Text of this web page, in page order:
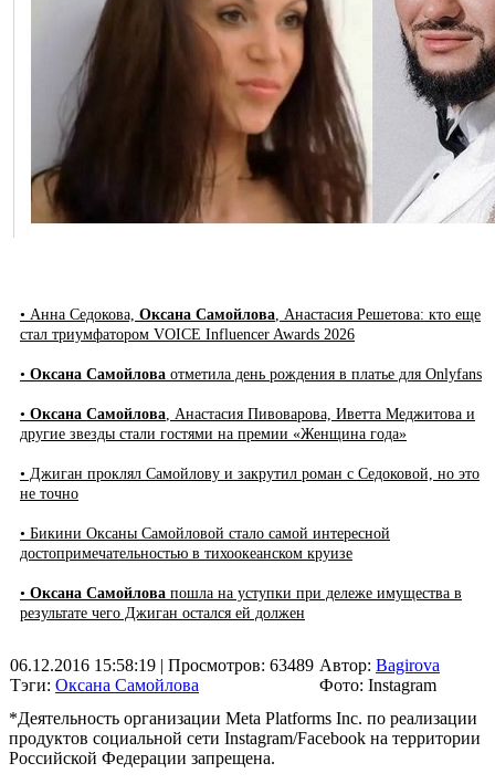
• Анна Седокова, Оксана Самойлова , Анастасия Решетова: кто еще
стал триумфатором VOICE Influencer Awards 2026
• Оксана Самойлова отметила день рождения в платье для Onlyfans
• Оксана Самойлова , Анастасия Пивоварова, Иветта Меджитова и
другие звезды стали гостями на премии «Женщина года»
• Джиган проклял Самойлову и закрутил роман с Седоковой, но это
не точно
• Бикини Оксаны Самойловой стало самой интересной
достопримечательностью в тихоокеанском круизе
• Оксана Самойлова пошла на уступки при дележе имущества в
результате чего Джиган остался ей должен
06.12.2016 15:58:19 | Просмотров: 63489
Тэги: Оксана Самойлова
Автор: Bagirova
Фото: Instagram
*Деятельность организации Meta Platforms Inc. по реализации
продуктов социальной сети Instagram/Facebook на территории
Российской Федерации запрещена.